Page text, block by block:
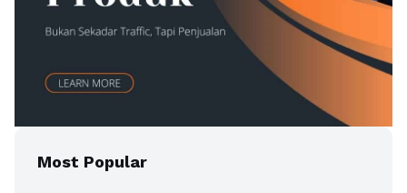
Most Popular